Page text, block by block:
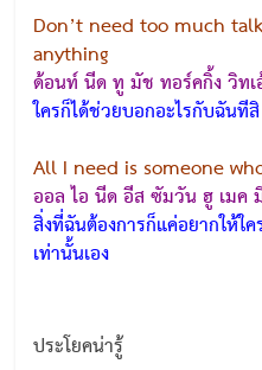
Don’t need too much
anything
ด้อนท์ นีด ทู มัช ทอร์คกิ้ง วิทเ
ใครก็ได้ช่วยบอกอะไรกับฉันทีสิ
All I need is someone
ออล ไอ นีด อีส ซัมวัน ฮู เมค
สิ่งที่ฉันต้องการก็แค่อยากให้ใ
เท่านั้นเอง
ประโยคน่ารู้